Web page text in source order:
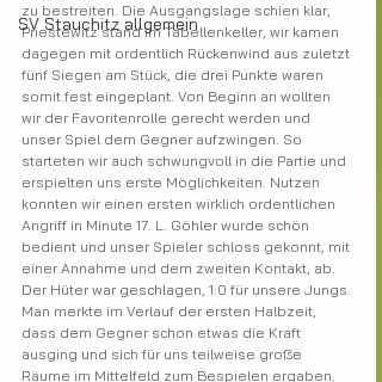
SV Stauchitz allgemein
zu bestreiten. Die Ausgangslage schien klar,
Priestewitz stand im Tabellenkeller, wir kamen
dagegen mit ordentlich Rückenwind aus zuletzt
fünf Siegen am Stück, die drei Punkte waren
somit fest eingeplant. Von Beginn an wollten
wir der Favoritenrolle gerecht werden und
unser Spiel dem Gegner aufzwingen. So
starteten wir auch schwungvoll in die Partie und
erspielten uns erste Möglichkeiten. Nutzen
konnten wir einen ersten wirklich ordentlichen
Angriff in Minute 17. L. Göhler wurde schön
bedient und unser Spieler schloss gekonnt, mit
einer Annahme und dem zweiten Kontakt, ab.
Der Hüter war geschlagen, 1:0 für unsere Jungs.
Man merkte im Verlauf der ersten Halbzeit,
dass dem Gegner schon etwas die Kraft
ausging und sich für uns teilweise große
Räume im Mittelfeld zum Bespielen ergaben.